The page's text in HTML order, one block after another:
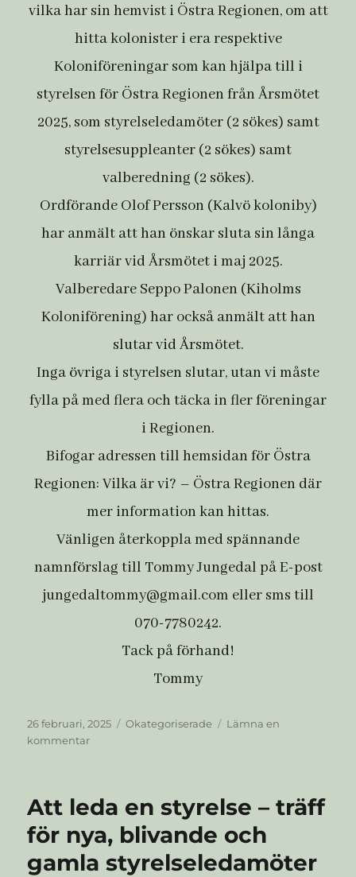
vilka har sin hemvist i Östra Regionen, om att
hitta kolonister i era respektive
Koloniföreningar som kan hjälpa till i
styrelsen för Östra Regionen från Årsmötet
2025, som styrelseledamöter (2 sökes) samt
styrelsesuppleanter (2 sökes) samt
valberedning (2 sökes).
Ordförande Olof Persson (Kalvö koloniby)
har anmält att han önskar sluta sin långa
karriär vid Årsmötet i maj 2025.
Valberedare Seppo Palonen (Kiholms
Koloniförening) har också anmält att han
slutar vid Årsmötet.
Inga övriga i styrelsen slutar, utan vi måste
fylla på med flera och täcka in fler föreningar
i Regionen.
Bifogar adressen till hemsidan för Östra
Regionen: Vilka är vi? – Östra Regionen där
mer information kan hittas.
Vänligen återkoppla med spännande
namnförslag till Tommy Jungedal på E-post
jungedaltommy@gmail.com eller sms till
070-7780242.
Tack på förhand!
Tommy
Publicerat
den
26 februari, 2025 Kategorier
Okategoriserade
Lämna en
kommentartill
styrelsemedlemmar
Att leda en styrelse – träff
för nya, blivande och
gamla styrelseledamöter